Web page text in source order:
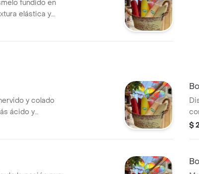
fundido en
elástica y
y colado
ácido y
región.
$